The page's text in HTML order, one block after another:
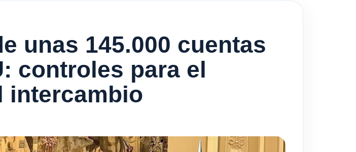
unas 145.000 cuentas
controles para el
intercambio